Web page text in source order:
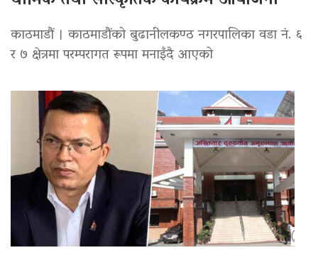
काठमाडौं । काठमाडौंको बुढानीलकण्ठ नगरपालिका वडा नं. ६
र ७ क्षेत्रमा परम्परागत रूपमा मनाइँदै आएको